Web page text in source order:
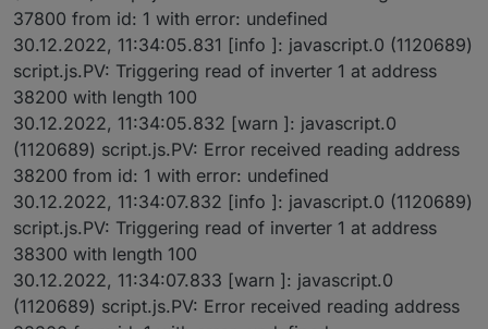
37800 from id: 1 with error: undefined
30.12.2022, 11:34:05.831 [info ]: javascript.0 (1120689)
script.js.PV: Triggering read of inverter 1 at address
38200 with length 100
30.12.2022, 11:34:05.832 [warn ]: javascript.0
(1120689) script.js.PV: Error received reading address
38200 from id: 1 with error: undefined
30.12.2022, 11:34:07.832 [info ]: javascript.0 (1120689)
script.js.PV: Triggering read of inverter 1 at address
38300 with length 100
30.12.2022, 11:34:07.833 [warn ]: javascript.0
(1120689) script.js.PV: Error received reading address